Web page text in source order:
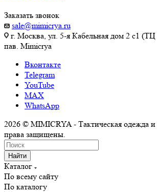
Заказать звонок
sale@mimicrya.ru
г. Москва, ул. 5-я Кабельная дом 2 с1
пав. Mimicrya
Вконтакте
Telegram
YouTube
MAX
WhatsApp
2026 © MIMICRYA - Тактическая одежда
права защищены.
Найти
Каталог
По всему сайту
По каталогу